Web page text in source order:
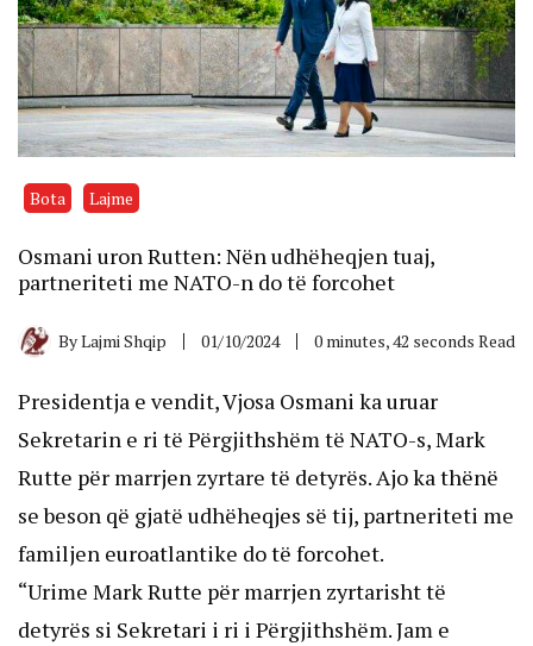
Bota Lajme
Osmani uron Rutten: Nën udhëheqjen tuaj,
partneriteti me NATO-n do të forcohet
ByLajmi Shqip 01/10/2024 0 minutes, 42 seconds Read
Presidentja e vendit, Vjosa Osmani ka uruar
Sekretarin e ri të Përgjithshëm të NATO-s, Mark
Rutte për marrjen zyrtare të detyrës. Ajo ka thënë
se beson që gjatë udhëheqjes së tij, partneriteti me
familjen euroatlantike do të forcohet.
“Urime Mark Rutte për marrjen zyrtarisht të
detyrës si Sekretari i ri i Përgjithshëm. Jam e